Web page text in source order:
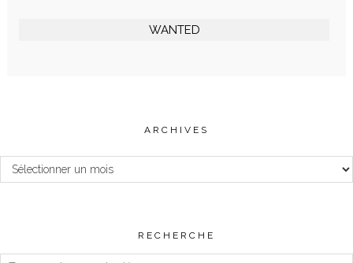
WANTED
ARCHIVES
Archives
RECHERCHE